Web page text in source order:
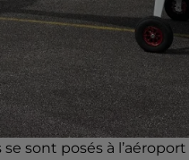
sont posés à